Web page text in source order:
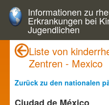
Informationen zu
Erkrankungen bei
Jugendlichen
Liste von
Zentren - Mexico
Zurück zu den nationalen